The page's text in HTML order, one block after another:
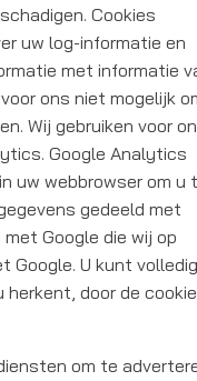
Cookies
uw log-informatie en
met informatie
ons niet mogelijk
Wij gebruiken voor
Google Analytics
uw webbrowser om u
gedeeld met
Google die wij op
Google. U kunt
herkent, door de
om te